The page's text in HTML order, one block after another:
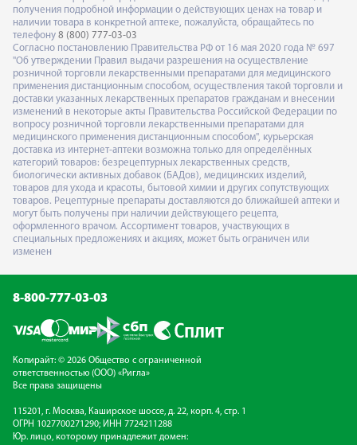
получения подробной информации о действующих ценах на товар и
наличии товара в конкретной аптеке, пожалуйста, обращайтесь по
телефону 8 (800) 777-03-03
Согласно постановлению Правительства РФ от 16 мая 2020 года № 697
"Об утверждении Правил выдачи разрешения на осуществление
розничной торговли лекарственными препаратами для медицинского
применения дистанционным способом, осуществления такой торговли и
доставки указанных лекарственных препаратов гражданам и внесении
изменений в некоторые акты Правительства Российской Федерации по
вопросу розничной торговли лекарственными препаратами для
медицинского применения дистанционным способом", курьерская
доставка из интернет-аптеки возможна только для определённых
категорий товаров: безрецептурных лекарственных средств,
биологически активных добавок (БАДов), медицинских изделий,
товаров для ухода и красоты, бытовой химии и других сопутствующих
товаров. Рецептурные препараты доставляются до ближайшей аптеки и
могут быть получены при наличии действующего рецепта,
оформленного врачом. Ассортимент товаров, участвующих в
специальных предложениях и акциях, может быть ограничен или
изменен
8-800-777-03-03
Копирайт: © 2026 Общество с ограниченной
ответственностью (ООО) «Ригла»
Все права защищены
115201, г. Москва, Каширское шоссе, д. 22, корп. 4, стр. 1
ОГРН 1027700271290; ИНН 7724211288
Юр. лицо, которому принадлежит домен: